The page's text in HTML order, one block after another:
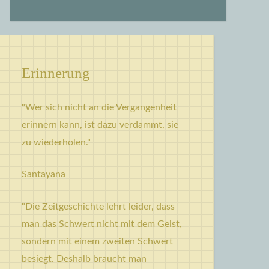
Erinnerung
"Wer sich nicht an die Vergangenheit
erinnern kann, ist dazu verdammt, sie
zu wiederholen."
Santayana
"Die Zeitgeschichte lehrt leider, dass
man das Schwert nicht mit dem Geist,
sondern mit einem zweiten Schwert
besiegt. Deshalb braucht man